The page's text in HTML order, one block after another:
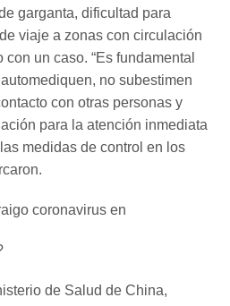
garganta, dificultad para
viaje a zonas con circulación
un caso. “Es fundamental
no subestimen
con otras personas y
para la atención inmediata
medidas de control en los
coronavirus en
de Salud de China,